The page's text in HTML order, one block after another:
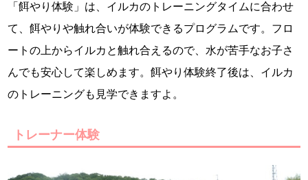
「餌やり体験」は、イルカのトレーニングタイムに合わせ
て、餌やりや触れ合いが体験できるプログラムです。フロ
ートの上からイルカと触れ合えるので、水が苦手なお子さ
んでも安心して楽しめます。餌やり体験終了後は、イルカ
のトレーニングも見学できますよ。
トレーナー体験